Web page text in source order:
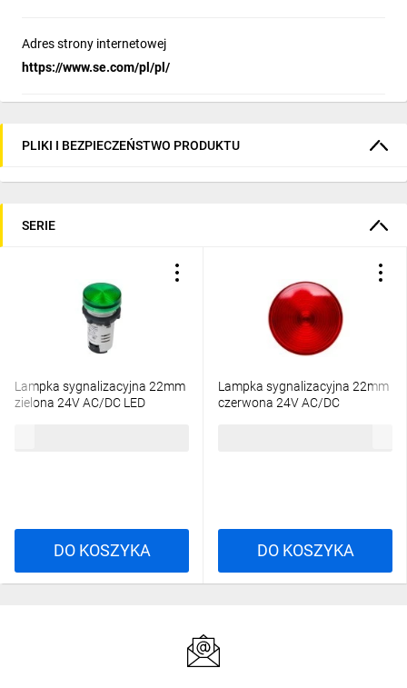
Adres strony internetowej
https://www.se.com/pl/pl/
PLIKI I BEZPIECZEŃSTWO PRODUKTU
SERIE
Lampka sygnalizacyjna 22mm
zielona 24V AC/DC LED
DO KOSZYKA
Lampka sygnalizacyjna 22mm
czerwona 24V AC/DC
DO KOSZYKA